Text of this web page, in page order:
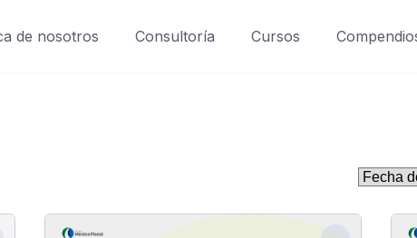
de nosotros Consultoría Cursos